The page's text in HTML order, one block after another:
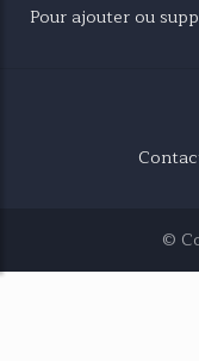
Pour ajouter ou
©